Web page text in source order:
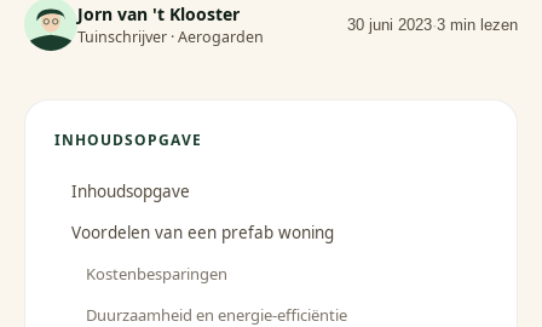
Jorn van 't Klooster
Tuinschrijver · Aerogarden
30 juni 2023·3 min lezen
INHOUDSOPGAVE
Inhoudsopgave
Voordelen van een prefab woning
Kostenbesparingen
Duurzaamheid en energie-efficiëntie